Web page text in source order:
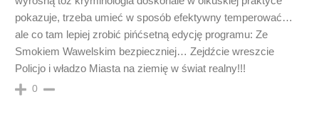
pokazuje, trzeba umieć w sposób efektywny temperować…
ale co tam lepiej zrobić pińćsetną edycję programu: Ze
Smokiem Wawelskim bezpieczniej… Zejdźcie wreszcie
Policjo i władzo Miasta na ziemię w świat realny!!!
0